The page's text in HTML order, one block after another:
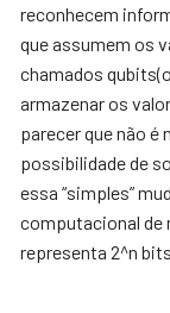
reconhecem
que assumem os
chamados
armazenar os
parecer que não é
possibilidade de
essa “simples”
computacional de
representa 2^n